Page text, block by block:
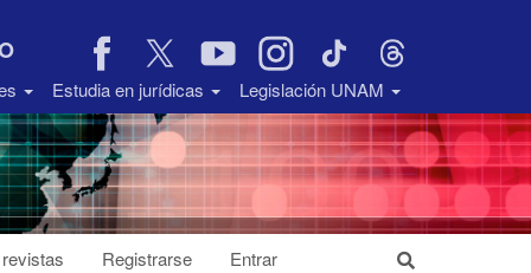
Estudia en jurídicas Legislación UNAM
Registrarse Entrar